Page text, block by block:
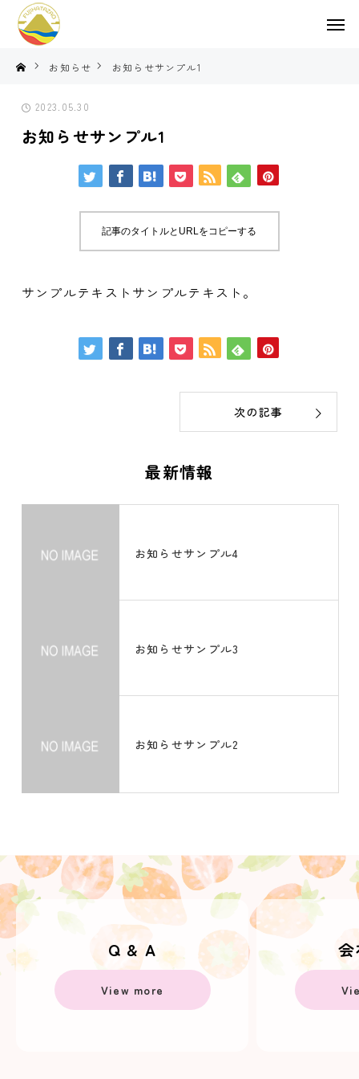
お知らせ お知らせサンプル1
2023.05.30
お知らせサンプル1
記事のタイトルとURLをコピーする
サンプルテキストサンプルテキスト。
次の記事
最新情報
お知らせサンプル4
お知らせサンプル3
お知らせサンプル2
Q & A
View more